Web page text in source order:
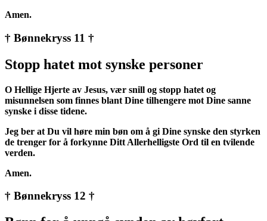
Amen.
† Bønnekryss 11 †
Stopp hatet mot synske personer
O Hellige Hjerte av Jesus, vær snill og stopp hatet og
misunnelsen som finnes blant Dine tilhengere mot Dine sanne
synske i disse tidene.
Jeg ber at Du vil høre min bøn om å gi Dine synske den styrken
de trenger for å forkynne Ditt Allerhelligste Ord til en tvilende
verden.
Amen.
† Bønnekryss 12 †